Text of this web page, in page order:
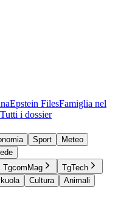
Epstein FilesFamiglia nel
Tutti i dossier
Sport
Meteo
TgcomMag
TgTech
Cultura
Animali